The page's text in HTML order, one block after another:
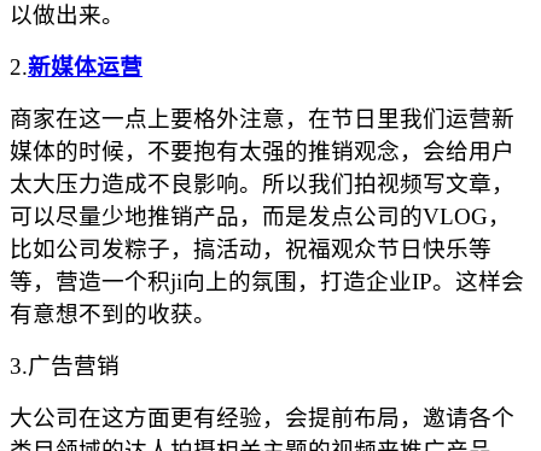
以做出来。
2.新媒体运营
商家在这一点上要格外注意，在节日里我们运营新
媒体的时候，不要抱有太强的推销观念，会给用户
太大压力造成不良影响。所以我们拍视频写文章，
可以尽量少地推销产品，而是发点公司的VLOG，
比如公司发粽子，搞活动，祝福观众节日快乐等
等，营造一个积ji向上的氛围，打造企业IP。这样会
有意想不到的收获。
3.广告营销
大公司在这方面更有经验，会提前布局，邀请各个